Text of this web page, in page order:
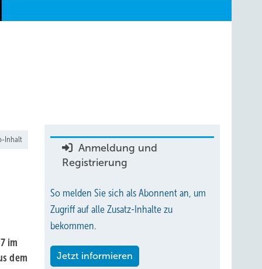
Inhalt
im
dem
Anmeldung und
Registrierung
So melden Sie sich als Abonnent an, um
Zugriff auf alle Zusatz-Inhalte zu
bekommen.
Jetzt informieren